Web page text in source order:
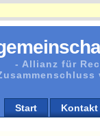
- Allianz für
Start Kontakt